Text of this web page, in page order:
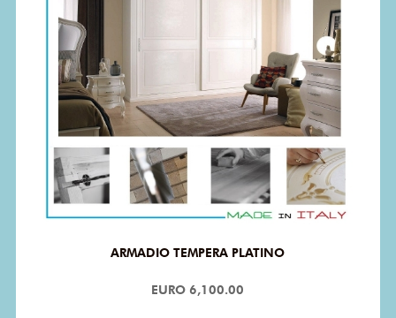
ARMADIO TEMPERA PLATINO
EURO 6,100.00